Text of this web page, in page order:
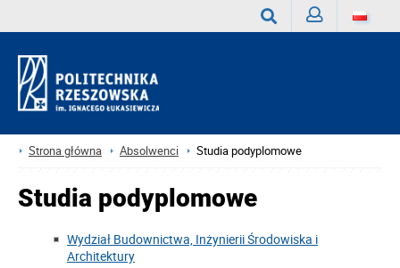
Strona główna Absolwenci Studia podyplomowe
Studia podyplomowe
Wydział Budownictwa, Inżynierii Środowiska i
Architektury